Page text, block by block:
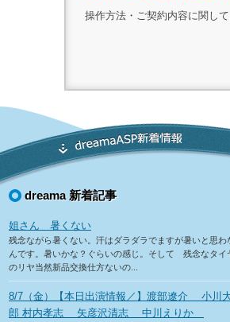
操作方法・ご契約内容に関し
dreama 新着記事
姐さん 暑くない
残念ながら暑くない。汗はダラダラでますが暑いと思わ
んです。暑いかな？ぐらいの感じ。そして 残念なタイ
のリヤ当然新品交換仕方ないの...
8/7（金）【本日出演情報／】渡部遼介 小川
郎 村内孝志 矢彦沢清志 中川えりか